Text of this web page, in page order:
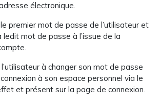
électronique.
premier mot de passe de l’utilisateur et
ledit mot de passe à l’issue de la
à changer son mot de passe
à son espace personnel via le
et présent sur la page de connexion.